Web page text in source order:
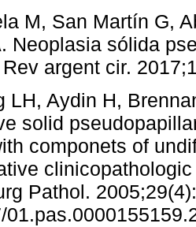
M, San Martín G,
Neoplasia sólida
Rev argent cir.
LH, Aydin H,
solid
componets of
Pathol.